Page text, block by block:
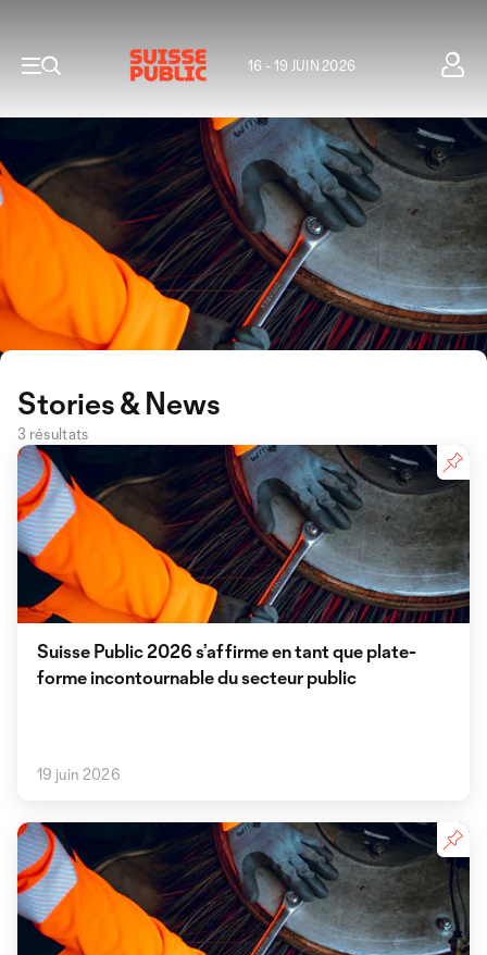
16 - 19 JUIN 2026
Stories & News
3 résultats
Suisse Public 2026 s’affirme en tant que plate-
forme incontournable du secteur public
19 juin 2026